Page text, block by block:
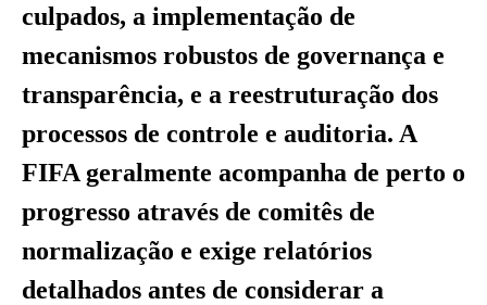
culpados, a implementação de
mecanismos robustos de governança e
transparência, e a reestruturação dos
processos de controle e auditoria. A
FIFA geralmente acompanha de perto o
progresso através de comitês de
normalização e exige relatórios
detalhados antes de considerar a